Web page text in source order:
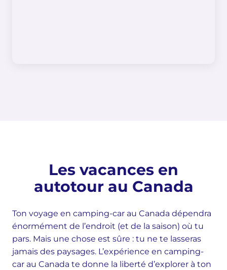
Les vacances en
autotour au Canada
Ton voyage en camping-car au Canada dépendra
énormément de l’endroit (et de la saison) où tu
pars. Mais une chose est sûre : tu ne te lasseras
jamais des paysages. L’expérience en camping-
car au Canada te donne la liberté d’explorer à ton